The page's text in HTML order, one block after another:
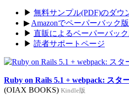
▶ 無料サンプル(PDF)のダウ
▶ Amazonでペーパーバック
▶ 直販によるペーパーバッ
▶ 読者サポートページ
Ruby on Rails 5.1 + webpack: スタ
(OIAX BOOKS) Kindle版